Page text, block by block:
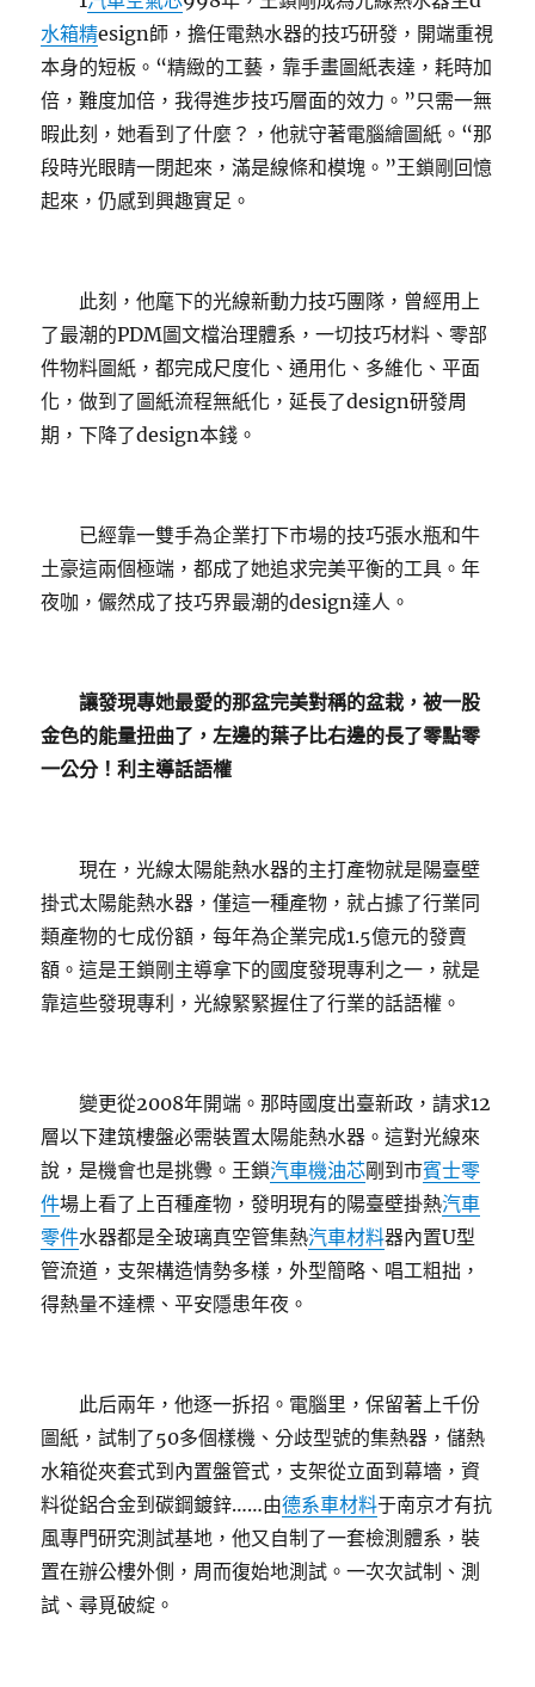
水箱精esign師，擔任電熱水器的技巧研發，開端重視
本身的短板。“精緻的工藝，靠手畫圖紙表達，耗時加
倍，難度加倍，我得進步技巧層面的效力。”只需一無
暇此刻，她看到了什麼？，他就守著電腦繪圖紙。“那
段時光眼睛一閉起來，滿是線條和模塊。”王鎖剛回憶
起來，仍感到興趣實足。
此刻，他麾下的光線新動力技巧團隊，曾經用上
了最潮的PDM圖文檔治理體系，一切技巧材料、零部
件物料圖紙，都完成尺度化、通用化、多維化、平面
化，做到了圖紙流程無紙化，延長了design研發周
期，下降了design本錢。
已經靠一雙手為企業打下市場的技巧張水瓶和牛
土豪這兩個極端，都成了她追求完美平衡的工具。年
夜咖，儼然成了技巧界最潮的design達人。
讓發現專她最愛的那盆完美對稱的盆栽，被一股
金色的能量扭曲了，左邊的葉子比右邊的長了零點零
一公分！利主導話語權
現在，光線太陽能熱水器的主打產物就是陽臺壁
掛式太陽能熱水器，僅這一種產物，就占據了行業同
類產物的七成份額，每年為企業完成1.5億元的發賣
額。這是王鎖剛主導拿下的國度發現專利之一，就是
靠這些發現專利，光線緊緊握住了行業的話語權。
變更從2008年開端。那時國度出臺新政，請求12
層以下建筑樓盤必需裝置太陽能熱水器。這對光線來
說，是機會也是挑釁。王鎖汽車機油芯剛到市賓士零
件場上看了上百種產物，發明現有的陽臺壁掛熱汽車
零件水器都是全玻璃真空管集熱汽車材料器內置U型
管流道，支架構造情勢多樣，外型簡略、唱工粗拙，
得熱量不達標、平安隱患年夜。
此后兩年，他逐一拆招。電腦里，保留著上千份
圖紙，試制了50多個樣機、分歧型號的集熱器，儲熱
水箱從夾套式到內置盤管式，支架從立面到幕墻，資
料從鋁合金到碳鋼鍍鋅……由德系車材料于南京才有抗
風專門研究測試基地，他又自制了一套檢測體系，裝
置在辦公樓外側，周而復始地測試。一次次試制、測
試、尋覓破綻。